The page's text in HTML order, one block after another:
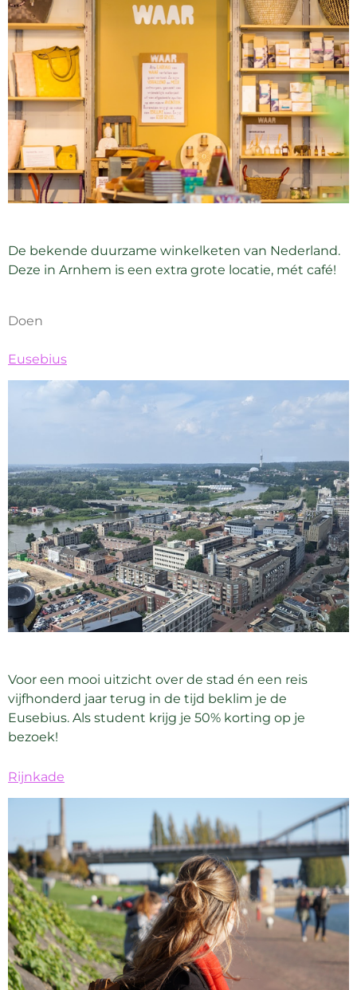
De bekende duurzame winkelketen van Nederland.
Deze in Arnhem is een extra grote locatie, mét café!
Doen
Eusebius
Voor een mooi uitzicht over de stad én een reis
vijfhonderd jaar terug in de tijd beklim je de
Eusebius. Als student krijg je 50% korting op je
bezoek!
Rijnkade